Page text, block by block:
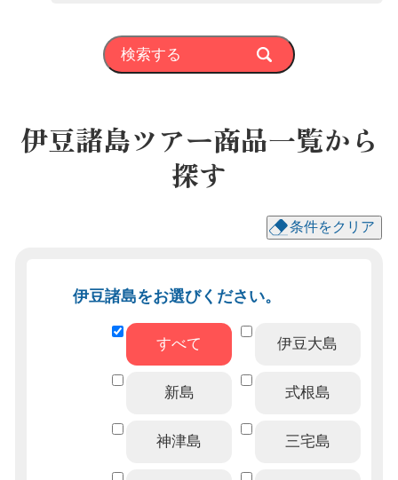
検索する
伊豆諸島ツアー商品一覧から
探す
条件をクリア
伊豆諸島をお選びください。
すべて 伊豆大島
新島 式根島
神津島 三宅島